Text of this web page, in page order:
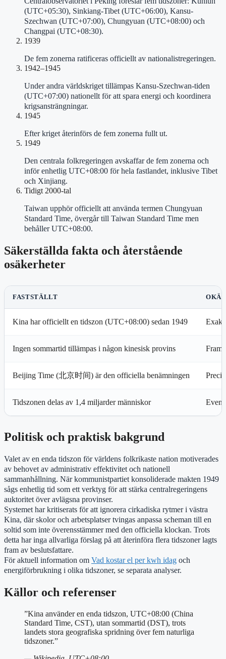
(UTC+05:30), Sinkiang-Tibet (UTC+06:00), Kansu-
Szechwan (UTC+07:00), Chungyuan (UTC+08:00) och
Changpai (UTC+08:30).
1939
De fem zonerna ratificeras officiellt av nationalistregeringen.
1942–1945
Under andra världskriget tillämpas Kansu-Szechwan-tiden
(UTC+07:00) nationellt för att spara energi och koordinera
krigsansträngningar.
1945
Efter kriget återinförs de fem zonerna fullt ut.
1949
Den centrala folkregeringen avskaffar de fem zonerna och
inför enhetlig UTC+08:00 för hela fastlandet, inklusive Tibet
och Xinjiang.
Tidigt 2000-tal
Taiwan upphör officiellt att använda termen Chungyuan
Standard Time, övergår till Taiwan Standard Time men
behåller UTC+08:00.
Säkerställda fakta och återstående
osäkerheter
FASTSTÄLLT
Kina har officiellt en tidszon (UTC+08:00) sedan 1949 Exakt
Ingen sommartid tillämpas i någon kinesisk provins
Beijing Time (北京时间) är den officiella benämningen
Tidszonen delas av 1,4 miljarder människor
Politisk och praktisk bakgrund
Valet av en enda tidszon för världens folkrikaste nation motiverades
av behovet av administrativ effektivitet och nationell
sammanhållning. När kommunistpartiet konsoliderade makten 1949
sågs enhetlig tid som ett verktyg för att stärka centralregeringens
auktoritet över avlägsna provinser.
Systemet har kritiserats för att ignorera cirkadiska rytmer i västra
Kina, där skolor och arbetsplatser tvingas anpassa scheman till en
soltid som inte överensstämmer med den officiella klockan. Trots
detta har inga allvarliga förslag på att återinföra flera tidszoner lagts
fram av beslutsfattare.
För aktuell information om Vad kostar el per kwh idag och
energiförbrukning i olika tidszoner, se separata analyser.
Källor och referenser
”Kina använder en enda tidszon, UTC+08:00 (China
Standard Time, CST), utan sommartid (DST), trots
landets stora geografiska spridning över fem naturliga
tidszoner.”